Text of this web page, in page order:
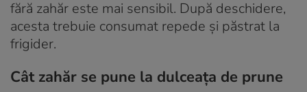
fără zahăr este mai sensibil. După deschidere,
acesta trebuie consumat repede și păstrat la
frigider.
Cât zahăr se pune la dulceața de prune